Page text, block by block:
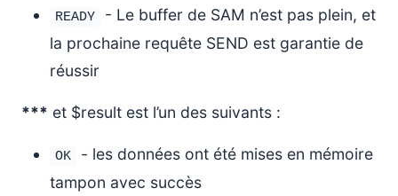
READY
- Le buffer de SAM n’est pas plein, et
la prochaine requête SEND est garantie de
réussir
*** et $result est l’un des suivants :
OK
- les données ont été mises en mémoire
tampon avec succès